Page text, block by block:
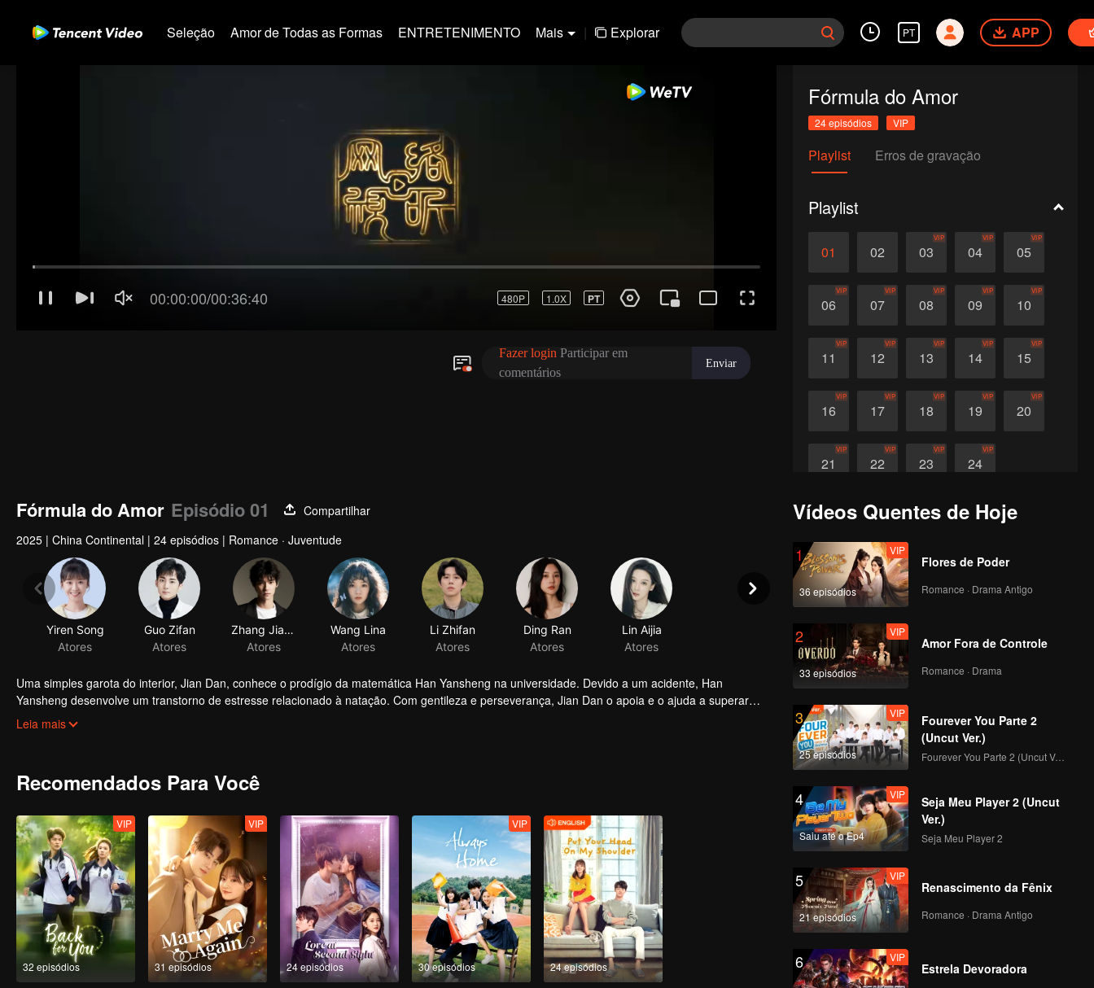
Seleção Amor de Todas as Formas ENTRETENIMENTO Mais | Explorar PT APP
Fórmula do Amor
24 episódios VIP
Playlist Erros de gravação
Playlist
01 02 03
VIP
04
VIP
05
VIP
06
VIP
07
VIP
08
VIP
09
VIP
10
VIP
11
VIP
12
VIP
13
VIP
14
VIP
15
VIP
16
VIP
17
VIP
18
VIP
19
VIP
20
VIP
21
VIP
22
VIP
23
VIP
24
VIP
Fórmula do Amor Episódio 01
Compartilhar
2025 | China Continental | 24 episódios | Romance · Juventude
Yiren Song
Atores
Guo Zifan
Atores
Zhang Jiashuo
Atores
Wang Lina
Atores
Uma simples garota do interior, Jian Dan, conhece o prodígio da matemática Han Yansheng na universidade. Devido a um acidente, Han
Yansheng desenvolve um transtorno de estresse relacionado à natação. Com gentileza e perseverança, Jian Dan o apoia e o ajuda a superar
seus medos interiores. Com o apoio dos amigos, os dois crescem juntos, encontrando amor e coragem ao longo do caminho.
Leia mais
Recomendados Para Você
32 episódios
VIP
31 episódios
VIP
24 episódios 30 episódios
VIP
24 episódios
Vídeos Quentes de Hoje
1
36 episódios
VIP
Flores de Poder
Romance · Drama Antigo
2
33 episódios
VIP
Amor Fora de Controle
Romance · Drama
3
25 episódios
VIP
Fourever You Parte 2
(Uncut Ver.)
Fourever You Parte 2 (Uncut Ver.)
4
Saiu até o Ep4
VIP
Seja Meu Player 2 (Uncut
Ver.)
Seja Meu Player 2
5
21 episódios
VIP
Renascimento da Fênix
Romance · Drama Antigo
6 VIP
Estrela Devoradora